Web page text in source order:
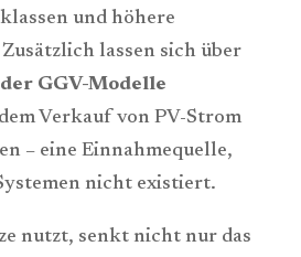
und höhere
lassen sich über
GGV-Modelle
Verkauf von PV-Strom
– eine Einnahmequelle,
nicht existiert.
nutzt, senkt nicht nur das